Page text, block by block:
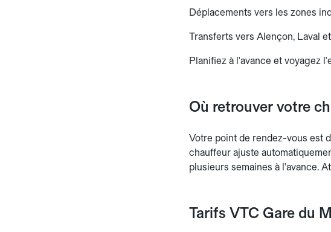
Déplacements vers les zones
Transferts vers Alençon, Laval
Planifiez à l'avance et voyagez
Où retrouver votre
Votre point de rendez-vous est
chauffeur ajuste
plusieurs semaines à l'avance.
Tarifs VTC Gare du